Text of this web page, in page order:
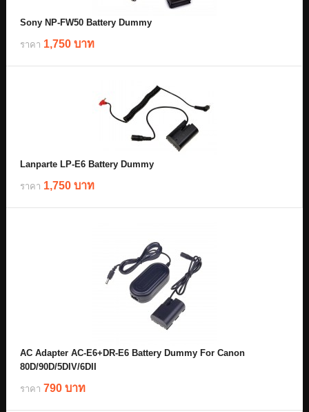
Sony NP-FW50 Battery Dummy
ราคา 1,750 บาท
Lanparte LP-E6 Battery Dummy
ราคา 1,750 บาท
AC Adapter AC-E6+DR-E6 Battery Dummy For Canon
80D/90D/5DIV/6DII
ราคา 790 บาท